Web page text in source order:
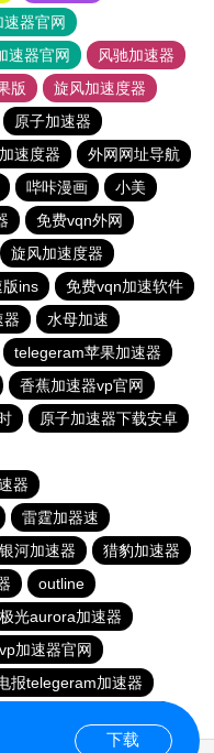
速器官网
速器官网
风驰加速器
版
旋风加速度器
原子加速器
速度器
外网网址导航
哔咔漫画
小美
免费vqn外网
旋风加速度器
版ins
免费vqn加速软件
器
水母加速
telegeram苹果加速器
香蕉加速器vp官网
原子加速器下载安卓
器
雷霆加器速
银河加速器
猎豹加速器
outline
极光aurora加速器
加速器官网
报telegeram加速器
下载